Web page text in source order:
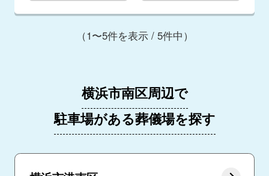
（1〜5件を表示 / 5件中）
横浜市南区周辺で
駐車場がある葬儀場を探す